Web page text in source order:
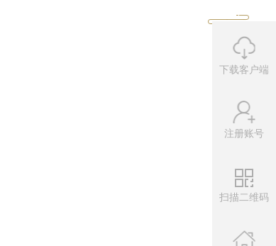
下载客户端
注册账号
扫描二维码